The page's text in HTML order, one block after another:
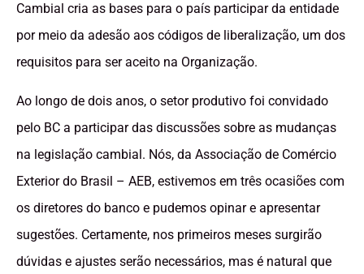
Cambial cria as bases para o país participar da entidade
por meio da adesão aos códigos de liberalização, um dos
requisitos para ser aceito na Organização.
Ao longo de dois anos, o setor produtivo foi convidado
pelo BC a participar das discussões sobre as mudanças
na legislação cambial. Nós, da Associação de Comércio
Exterior do Brasil – AEB, estivemos em três ocasiões com
os diretores do banco e pudemos opinar e apresentar
sugestões. Certamente, nos primeiros meses surgirão
dúvidas e ajustes serão necessários, mas é natural que